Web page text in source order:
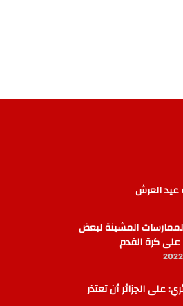
عيد العرش
المشينة لبعض
كرة القدم
على الجزائر أن تعتذر